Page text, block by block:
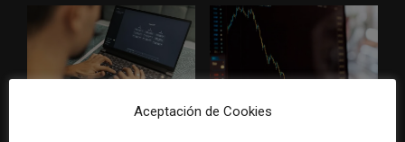
Aceptación de Cookies